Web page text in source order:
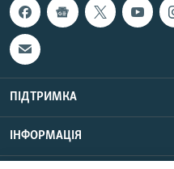
ПІДТРИМКА
ІНФОРМАЦІЯ